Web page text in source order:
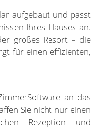
aufgebaut und passt
Ihres Hauses an.
großes Resort – die
für einen effizienten,
an das
Sie nicht nur einen
Rezeption und